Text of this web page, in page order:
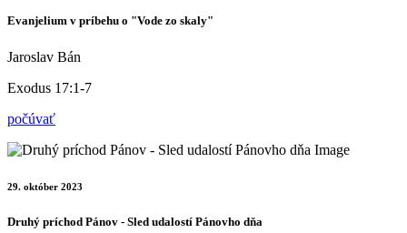
Evanjelium v príbehu o "Vode zo skaly"
Jaroslav Bán
Exodus 17:1-7
počúvať
29. október 2023
Druhý príchod Pánov - Sled udalostí Pánovho dňa